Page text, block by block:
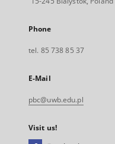
Phone
tel. 85 738 85 37
E-Mail
pbc@uwb.edu.pl
Visit us!